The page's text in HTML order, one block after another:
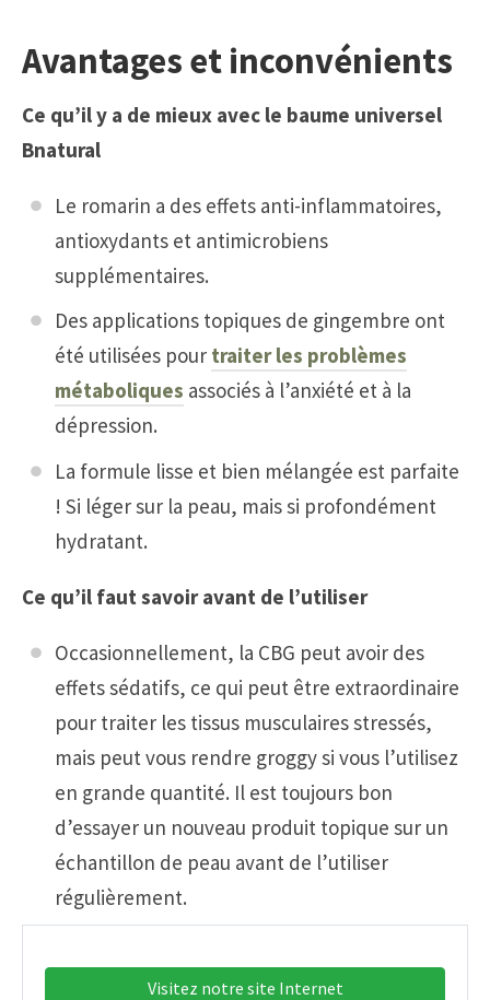
Avantages et inconvénients
Ce qu’il y a de mieux avec le baume universel
Bnatural
Le romarin a des effets anti-inflammatoires,
antioxydants et antimicrobiens
supplémentaires.
Des applications topiques de gingembre ont
été utilisées pour traiter les problèmes
métaboliques associés à l’anxiété et à la
dépression.
La formule lisse et bien mélangée est parfaite
! Si léger sur la peau, mais si profondément
hydratant.
Ce qu’il faut savoir avant de l’utiliser
Occasionnellement, la CBG peut avoir des
effets sédatifs, ce qui peut être extraordinaire
pour traiter les tissus musculaires stressés,
mais peut vous rendre groggy si vous l’utilisez
en grande quantité. Il est toujours bon
d’essayer un nouveau produit topique sur un
échantillon de peau avant de l’utiliser
régulièrement.
Visitez notre site Internet